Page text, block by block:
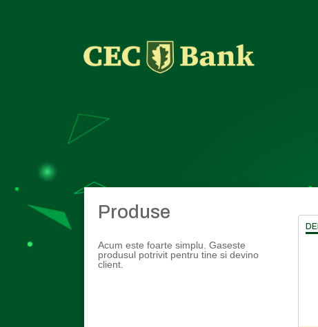
Produse
Acum este foarte simplu. Gaseste
produsul potrivit pentru tine si devino
client.